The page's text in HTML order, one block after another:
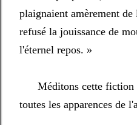
plaignaient amèrement
refusé la jouissance de
l'éternel repos. »
Méditons cette fiction
toutes les apparences de